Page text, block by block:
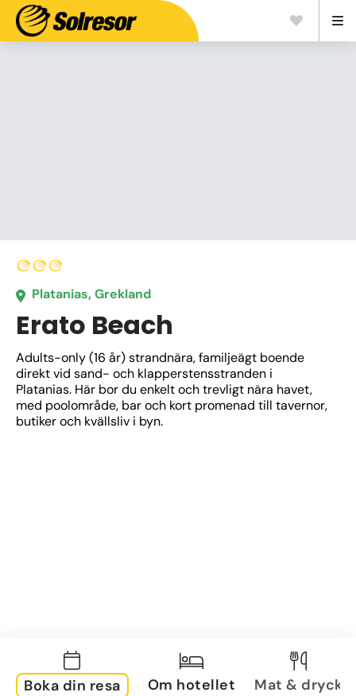
Platanias, Grekland
Erato Beach
Adults-only (16 år) strandnära, familjeägt boende
direkt vid sand- och klapperstensstranden i
Platanias. Här bor du enkelt och trevligt nära havet,
med poolområde, bar och kort promenad till tavernor,
butiker och kvällsliv i byn.
Boka din resa Om hotellet Mat & dryck